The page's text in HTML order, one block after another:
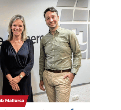
Habítium
reformas y mobiliario
innovar en un sector tradicional,
un crecimiento sostenible.
Ver la entrevista